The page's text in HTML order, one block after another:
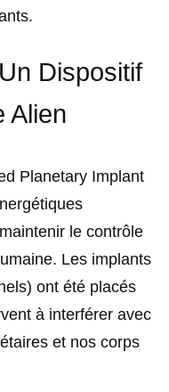
Dispositif
Alien
Planetary Implant
le contrôle
Les implants
ont été placés
à interférer avec
et nos corps